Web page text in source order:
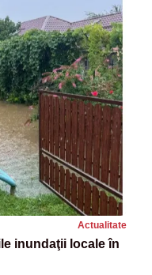
Actualitate
inundaţii locale în